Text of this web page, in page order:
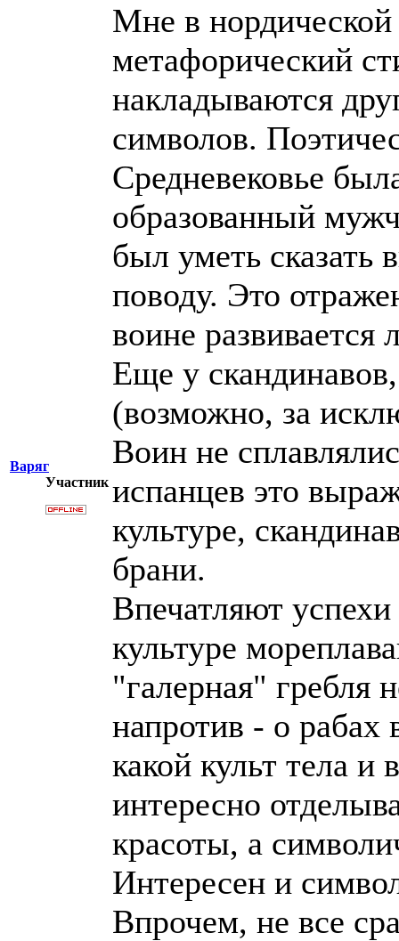
Варяг
Участник
Мне в
метафорический
накладываются
символов.
Средневековье
образованный
был уметь сказать
поводу. Это
воине развивается
Еще у
(возможно, за
Воин не
испанцев это
культуре,
брани.
Впечатляют
культуре
"галерная" гребля
напротив - о
какой культ тела
интересно
красоты, а
Интересен и
Впрочем, не все